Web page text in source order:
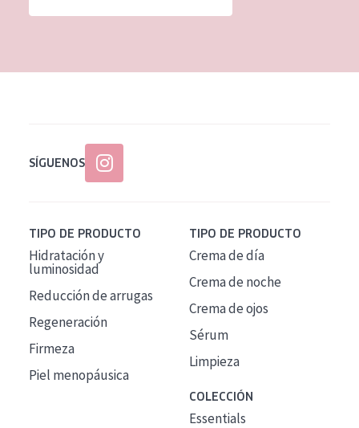
Edad: de 35 a 55
SÍGUENOS
TIPO DE PRODUCTO
Hidratación y
luminosidad
Reducción de arrugas
Regeneración
Firmeza
Piel menopáusica
TIPO DE PRODUCTO
Crema de día
Crema de noche
Crema de ojos
Sérum
Limpieza
COLECCIÓN
Essentials